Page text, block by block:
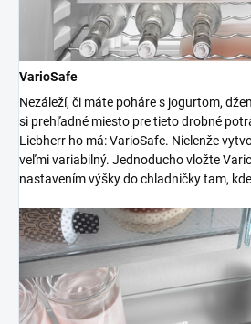
VarioSafe
Nezáleží, či máte poháre s jogurtom,
si prehľadné miesto pre tieto drobné
Liebherr ho má: VarioSafe. Nielenže
veľmi variabilný. Jednoducho vložte
nastavením výšky do chladničky tam,